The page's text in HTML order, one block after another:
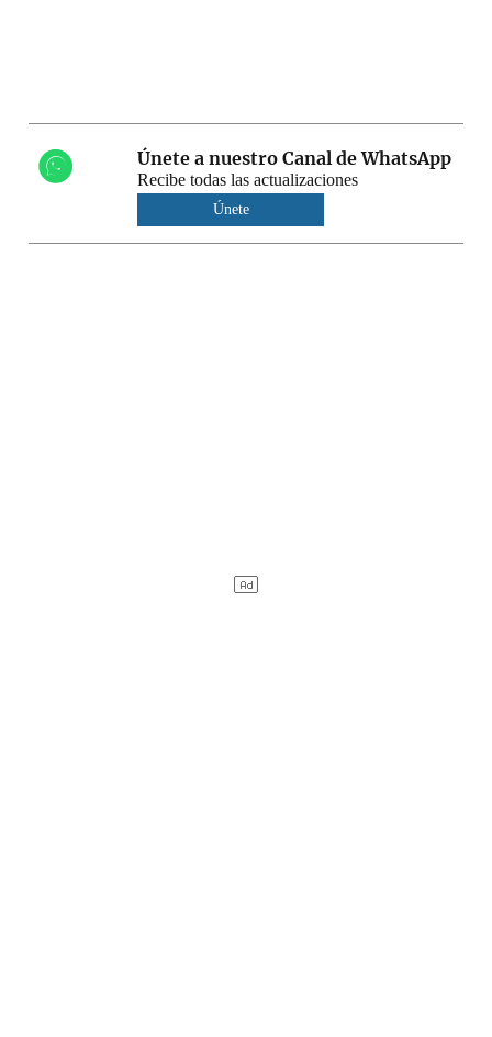
Únete a nuestro Canal de WhatsApp
Recibe todas las actualizaciones
Únete